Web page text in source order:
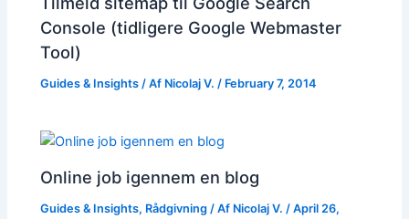
Console (tidligere Google Webmaster
Tool)
Guides & Insights / Af Nicolaj V. / February 7, 2014
Online job igennem en blog
Guides & Insights, Rådgivning / Af Nicolaj V./April 26,